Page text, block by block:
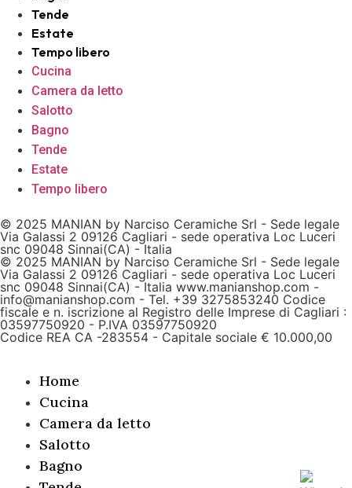
Tende
Estate
Tempo libero
Cucina
Camera da letto
Salotto
Bagno
Tende
Estate
Tempo libero
© 2025 MANIAN by Narciso Ceramiche Srl - Sede legale
Via Galassi 2 09126 Cagliari - sede operativa Loc Luceri
snc 09048 Sinnai(CA) - Italia
© 2025 MANIAN by Narciso Ceramiche Srl - Sede legale
Via Galassi 2 09126 Cagliari - sede operativa Loc Luceri
snc 09048 Sinnai(CA) - Italia www.manianshop.com -
info@manianshop.com - Tel. +39 3275853240 Codice
fiscale e n. iscrizione al Registro delle Imprese di Cagliari :
03597750920 - P.IVA 03597750920
Codice REA CA -283554 - Capitale sociale € 10.000,00
Home
Cucina
Camera da letto
Salotto
Bagno